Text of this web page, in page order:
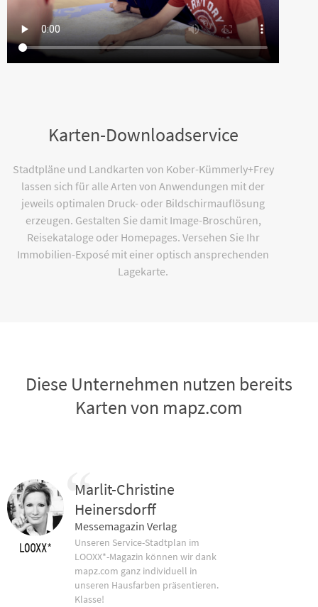
Karten-Downloadservice
Stadtpläne und Landkarten von Kober-Kümmerly+Frey
lassen sich für alle Arten von Anwendungen mit der
jeweils optimalen Druck- oder Bildschirmauflösung
erzeugen. Gestalten Sie damit Image-Broschüren,
Reisekataloge oder Homepages. Versehen Sie Ihr
Immobilien-Exposé mit einer optisch ansprechenden
Lagekarte.
Diese Unternehmen nutzen bereits
Karten von mapz.com
Marlit-Christine
Heinersdorff
Messemagazin Verlag
Unseren Service-Stadtplan im
LOOXX*-Magazin können wir dank
mapz.com ganz individuell in
unseren Hausfarben präsentieren.
Klasse!